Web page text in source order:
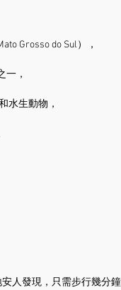
Grosso do Sul），
一，
水生動物，
安人發現，只需步行幾分